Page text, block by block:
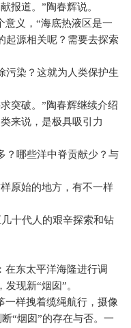
报道。”陶春辉说。
意义，“海底热液区是一
起源相关呢？需要去探索
污染？这就为人类保护生
突破。”陶春辉继续介绍
来说，是极具吸引力
？哪些洋中脊贡献少？与
原始的地方，有不一样
十代人的艰辛探索和钻
在东太平洋海隆进行调
现新“烟囱”。
一样拽着缆绳航行，摄像
“烟囱”的存在与否。一